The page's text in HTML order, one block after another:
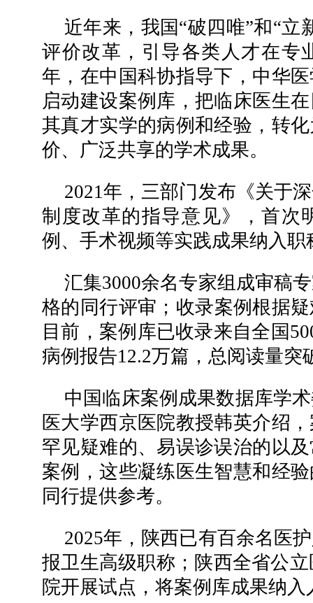
近年来，我国“破四唯”和“立
评价改革，引导各类人才在专
年，在中国科协指导下，中华
启动建设案例库，把临床医生
其真才实学的病例和经验，转
价、广泛共享的学术成果。
2021年，三部门发布《关于
制度改革的指导意见》，首次
例、手术视频等实践成果纳入职
汇集3000余名专家组成审稿
格的同行评审；收录案例根据
目前，案例库已收录来自全国
病例报告12.2万篇，总阅读量突
中国临床案例成果数据库学
医大学西京医院教授韩英介绍
罕见疑难的、易误诊误治的以
案例，这些凝练医生智慧和经
同行提供参考。
2025年，陕西已有百余名医
报卫生高级职称；陕西全省公
院开展试点，将案例库成果纳